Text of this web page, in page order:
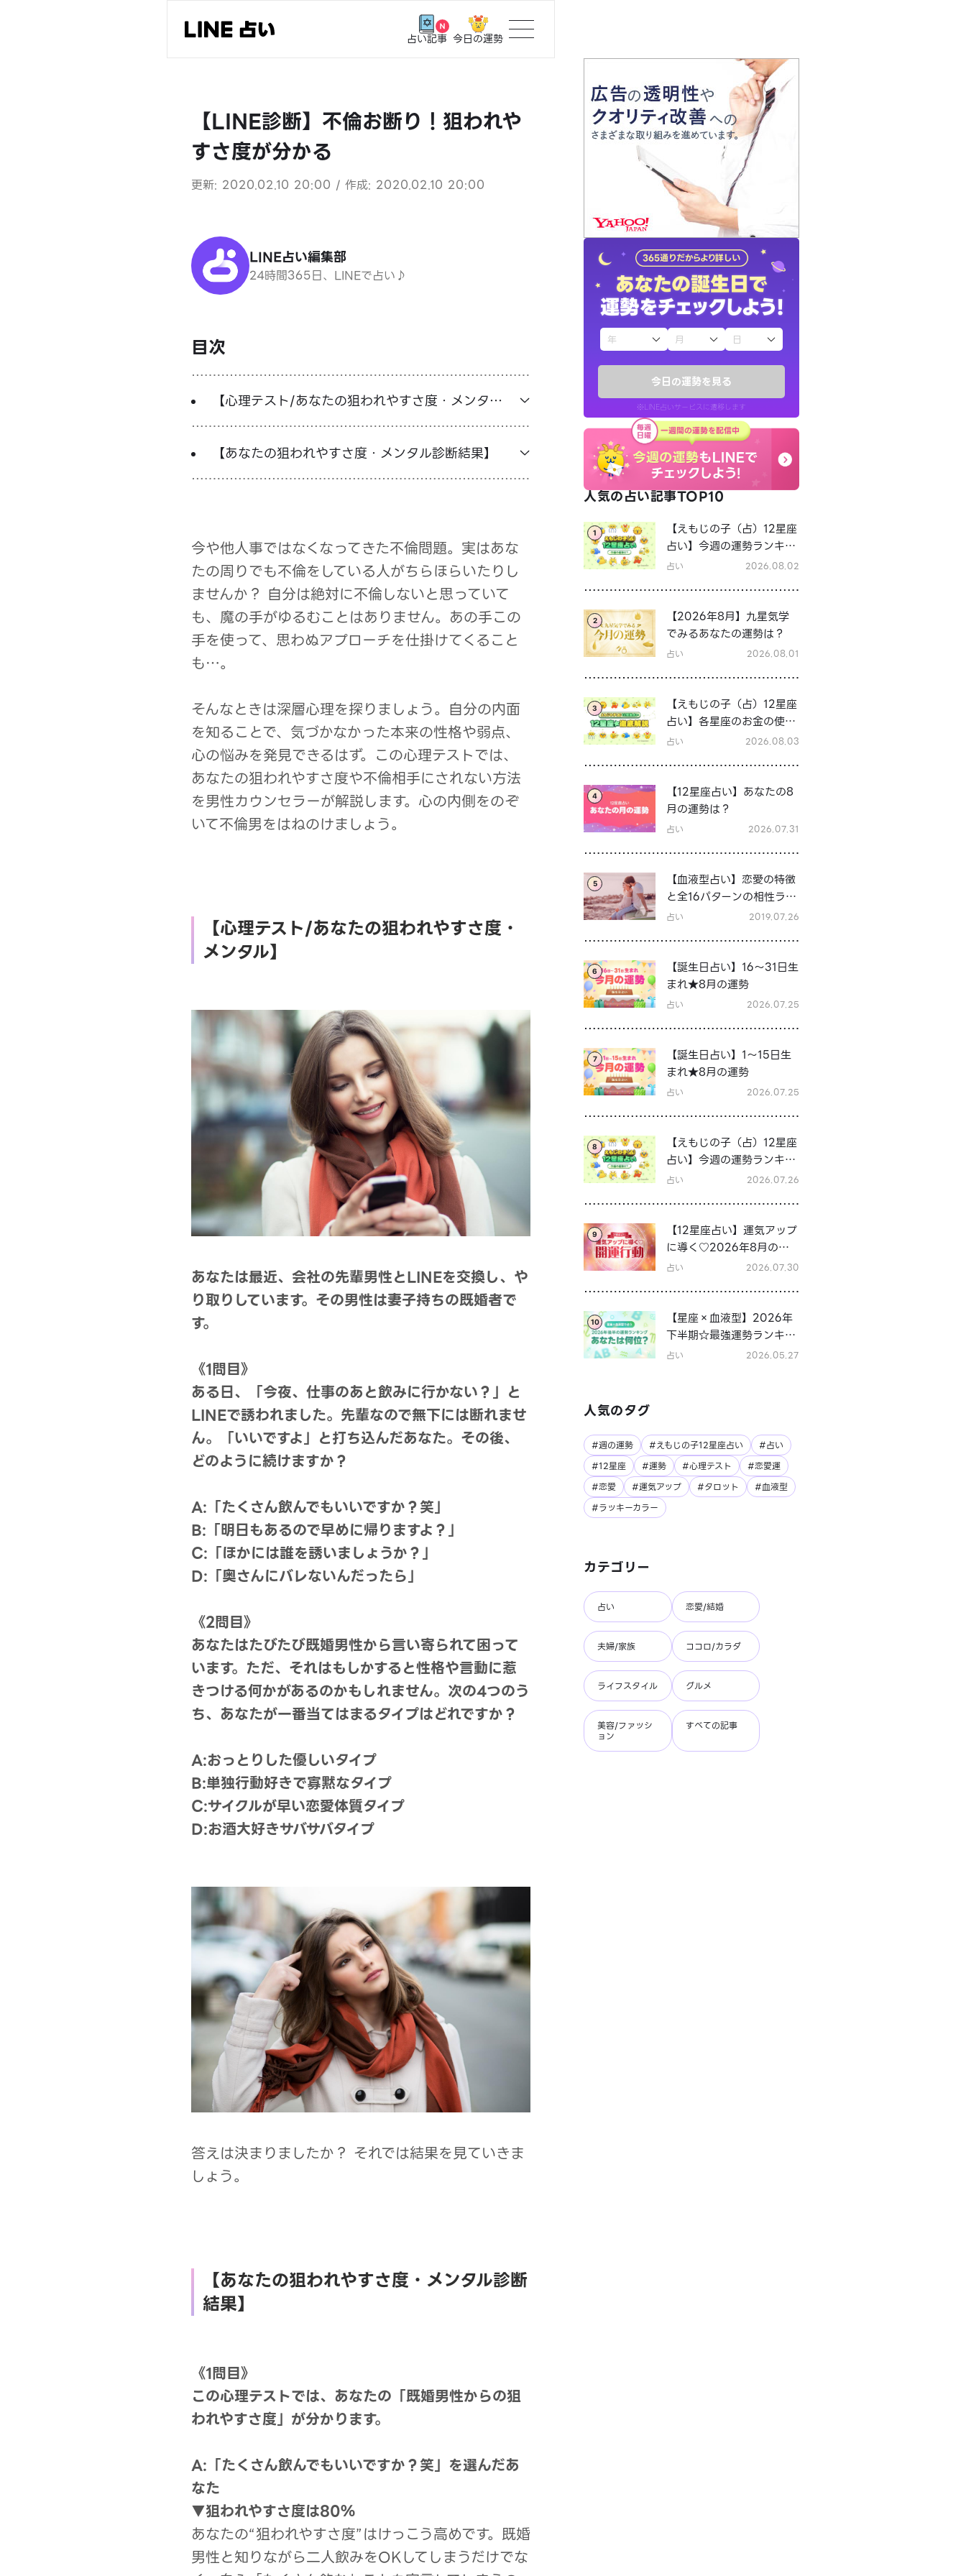
今日の運勢を見る
※LINE占いサービスに遷移します
人気の占い記事TOP10
1
【えもじの子（占）12星座
占い】今週の運勢ランキン
グ！8月3日～8月9日の運
占い 2026.08.02
2
【2026年8月】九星気学
でみるあなたの運勢は？
占い 2026.08.01
3
【えもじの子（占）12星座
占い】各星座のお金の使い
方と貯金の傾向は？12星座
占い 2026.08.03
4
【12星座占い】あなたの8
月の運勢は？
占い 2026.07.31
5
【血液型占い】恋愛の特徴
と全16パターンの相性ラン
キング＆シーン別の恋テク
占い 2019.07.26
6
【誕生日占い】16～31日生
まれ★8月の運勢
占い 2026.07.25
7
【誕生日占い】1～15日生
まれ★8月の運勢
占い 2026.07.25
8
【えもじの子（占）12星座
占い】今週の運勢ランキン
グ！7月27日～8月2日の運
占い 2026.07.26
9
【12星座占い】運気アップ
に導く♡2026年8月の開
運行動
占い 2026.07.30
10
【星座×血液型】2026年
下半期☆最強運勢ランキン
グ
占い 2026.05.27
人気のタグ
#週の運勢 #えもじの子12星座占い
#占い
#12星座
#運勢 #心理テスト
#恋愛運
#恋愛
#運気アップ #タロット
#血液型
#ラッキーカラー
カテゴリー
占い 恋愛/結婚
夫婦/家族 ココロ/カラダ
ライフスタイル グルメ
美容/ファッシ
ョン
すべての記事
占い記事 今日の運勢
トップ
ユーザーの声
占いの流れ
おすすめの占い師
よくある質問
えもじの子（占）12星座占い
お知らせ
LINE占いを開く
※LINEアプリ内のサービスページへ遷移します
【LINE診断】不倫お断り！狙われや
すさ度が分かる
更新: 2020.02.10 20:00 / 作成: 2020.02.10 20:00
LINE占い編集部
24時間365日、LINEで占い♪
目次
【心理テスト/あなたの狙われやすさ度・メンタ
ル】
【あなたの狙われやすさ度・メンタル診断結果】
今や他人事ではなくなってきた不倫問題。実はあな
たの周りでも不倫をしている人がちらほらいたりし
ませんか？ 自分は絶対に不倫しないと思っていて
も、魔の手がゆるむことはありません。あの手この
手を使って、思わぬアプローチを仕掛けてくること
も…。
そんなときは深層心理を探りましょう。自分の内面
を知ることで、気づかなかった本来の性格や弱点、
心の悩みを発見できるはず。この心理テストでは、
あなたの狙われやすさ度や不倫相手にされない方法
を男性カウンセラーが解説します。心の内側をのぞ
いて不倫男をはねのけましょう。
【心理テスト/あなたの狙われやすさ度・
メンタル】
あなたは最近、会社の先輩男性とLINEを交換し、や
り取りしています。その男性は妻子持ちの既婚者で
す。
《1問目》
ある日、「今夜、仕事のあと飲みに行かない？」と
LINEで誘われました。先輩なので無下には断れませ
ん。「いいですよ」と打ち込んだあなた。その後、
どのように続けますか？
A:「たくさん飲んでもいいですか？笑」
B:「明日もあるので早めに帰りますよ？」
C:「ほかには誰を誘いましょうか？」
D:「奥さんにバレないんだったら」
《2問目》
あなたはたびたび既婚男性から言い寄られて困って
います。ただ、それはもしかすると性格や言動に惹
きつける何かがあるのかもしれません。次の4つのう
ち、あなたが一番当てはまるタイプはどれですか？
A:おっとりした優しいタイプ
B:単独行動好きで寡黙なタイプ
C:サイクルが早い恋愛体質タイプ
D:お酒大好きサバサバタイプ
答えは決まりましたか？ それでは結果を見ていきま
しょう。
【あなたの狙われやすさ度・メンタル診断
結果】
《1問目》
この心理テストでは、あなたの「既婚男性からの狙
われやすさ度」が分かります。
A:「たくさん飲んでもいいですか？笑」を選んだあ
なた
▼狙われやすさ度は80％
あなたの“狙われやすさ度”はけっこう高めです。既婚
男性と知りながら二人飲みをOKしてしまうだけでな